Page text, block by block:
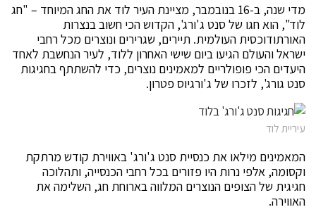
מדי שנה, ב-16 בנובמבר, מציינת העיר לוד את החג המיוחד – "חג
לוד", הוא חגו של סנט ג'ורג', הקדוש הכי חשוב בנצרות
האורתודוכסית העולמית. תיירים, שגרירים ונוצרים מכל רחבי
ישראל והעולם הגיעו ביום שישי האחרון ללוד, לעיר הנחשבת לאחד
היעדים הכי פופולריים למאמינים נוצרים, כדי להשתתף בחגיגות
סנט גורג', לזכרו של ג'ורגיוס פטרון.
עיריית לוד
המאמינים מילאו את כנסיית סנט ג'ורג' באווירת קודש מרתקת
וקסומה, אלפי נרות היו פזורים בכל רחבי הכנסייה, ותהלוכה
חגיגית של הצופים הנוצרים המלווה בארוחת חג, השלימה את
האווירה.